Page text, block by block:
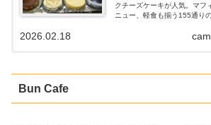
クチーズケーキが人気。マフ
ニュー、軽食も揃う155通り
2026.02.18
Bun Cafe